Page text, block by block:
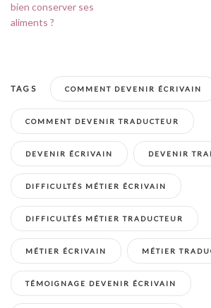
bien conserver ses
aliments ?
TAGS COMMENT DEVENIR ÉCRIVAIN
COMMENT DEVENIR TRADUCTEUR
DEVENIR ÉCRIVAIN DEVENIR
DIFFICULTÉS MÉTIER ÉCRIVAIN
DIFFICULTÉS MÉTIER TRADUCTEUR
MÉTIER ÉCRIVAIN MÉTIER
TÉMOIGNAGE DEVENIR ÉCRIVAIN